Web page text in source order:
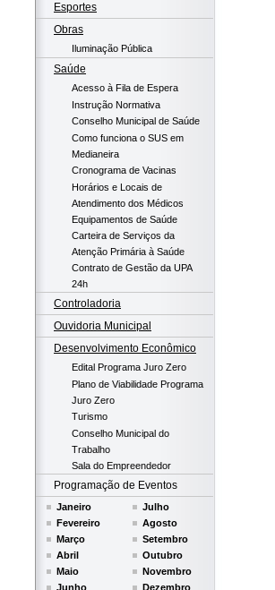
Esportes
Obras
Iluminação Pública
Saúde
Acesso à Fila de Espera
Instrução Normativa
Conselho Municipal de Saúde
Como funciona o SUS em
Medianeira
Cronograma de Vacinas
Horários e Locais de
Atendimento dos Médicos
Equipamentos de Saúde
Carteira de Serviços da
Atenção Primária à Saúde
Contrato de Gestão da UPA
24h
Controladoria
Ouvidoria Municipal
Desenvolvimento Econômico
Edital Programa Juro Zero
Plano de Viabilidade Programa
Juro Zero
Turismo
Conselho Municipal do
Trabalho
Sala do Empreendedor
Programação de Eventos
Janeiro
Fevereiro
Março
Abril
Maio
Junho
Julho
Agosto
Setembro
Outubro
Novembro
Dezembro